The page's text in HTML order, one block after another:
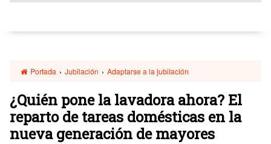
Portada › Jubilación › Adaptarse a la jubilación
¿Quién pone la lavadora ahora? El
reparto de tareas domésticas en la
nueva generación de mayores